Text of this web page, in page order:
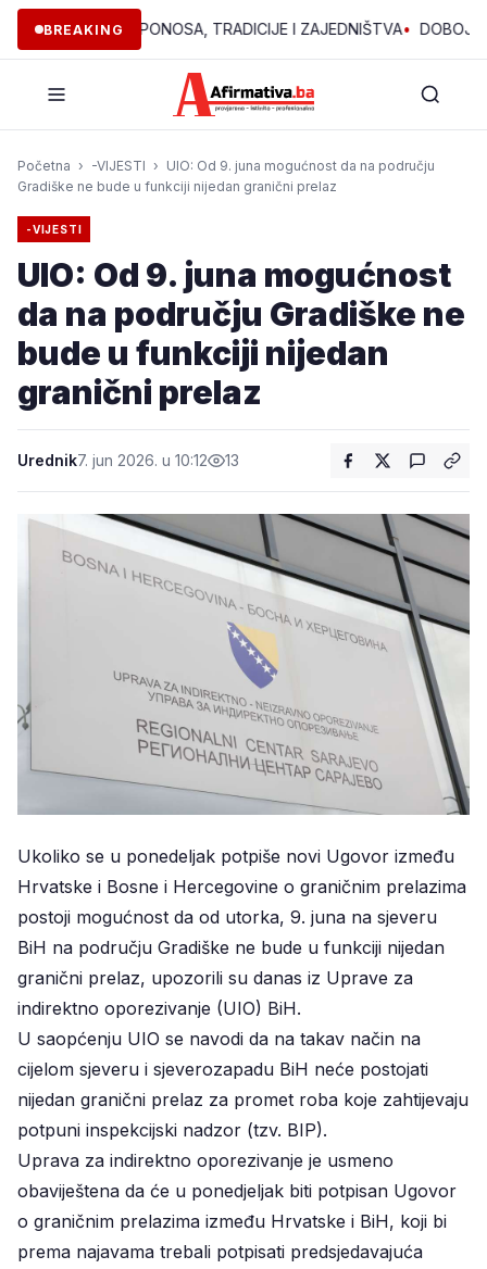
BREAKING
70 GODINA PONOSA, TRADICIJE I ZAJEDNIŠTVA• DOBOJ ISTOK:
Početna › -VIJESTI › UIO: Od 9. juna mogućnost da na području
Gradiške ne bude u funkciji nijedan granični prelaz
-VIJESTI
UIO: Od 9. juna mogućnost
da na području Gradiške ne
bude u funkciji nijedan
granični prelaz
Urednik7. jun 2026. u 10:12 13
Ukoliko se u ponedeljak potpiše novi Ugovor između
Hrvatske i Bosne i Hercegovine o graničnim prelazima
postoji mogućnost da od utorka, 9. juna na sjeveru
BiH na području Gradiške ne bude u funkciji nijedan
granični prelaz, upozorili su danas iz Uprave za
indirektno oporezivanje (UIO) BiH.
U saopćenju UIO se navodi da na takav način na
cijelom sjeveru i sjeverozapadu BiH neće postojati
nijedan granični prelaz za promet roba koje zahtijevaju
potpuni inspekcijski nadzor (tzv. BIP).
Uprava za indirektno oporezivanje je usmeno
obaviještena da će u ponedjeljak biti potpisan Ugovor
o graničnim prelazima između Hrvatske i BiH, koji bi
prema najavama trebali potpisati predsjedavajuća